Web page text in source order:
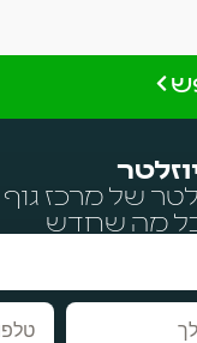
של מרכז
מה שחדש
טלפון